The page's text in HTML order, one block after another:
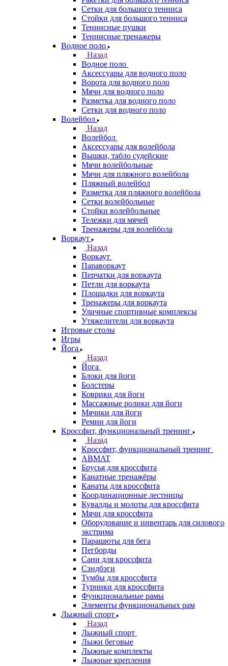
Сетки для большого тенниса
Стойки для большого тенниса
Теннисные пушки
Теннисные тренажеры
Водное поло
Назад
Водное поло
Аксессуары для водного поло
Ворота для водного поло
Мячи для водного поло
Разметка для водного поло
Сетки для водного поло
Волейбол
Назад
Волейбол
Аксессуары для волейбола
Вышки, табло судейские
Мячи волейбольные
Мячи для пляжного волейбола
Пляжный волейбол
Разметка для пляжного волейбола
Сетки волейбольные
Стойки волейбольные
Тележки для мячей
Тренажеры для волейбола
Воркаут
Назад
Воркаут
Параворкаут
Перчатки для воркаута
Петли для воркаута
Площадки для воркаута
Тренажеры для воркаута
Уличные спортивные комплексы
Утяжелители для воркаута
Игровые столы
Игры
Йога
Назад
Йога
Блоки для йоги
Болстеры
Коврики для йоги
Массажные ролики для йоги
Мячики для йоги
Ремни для йоги
Кроссфит, функциональный тренинг
Назад
Кроссфит, функциональный тренинг
ABMAT
Брусья для кроссфита
Канатные тренажёры
Канаты для кроссфита
Координационные лестницы
Кувалды и молоты для кроссфита
Мячи для кроссфита
Оборудование и инвентарь для силового
экстрима
Парашюты для бега
Пегборды
Сани для кроссфита
Сэндбэги
Тумбы для кроссфита
Турники для кроссфита
Функциональные рамы
Элементы функциональных рам
Лыжный спорт
Назад
Лыжный спорт
Лыжи беговые
Лыжные комплекты
Лыжные крепления